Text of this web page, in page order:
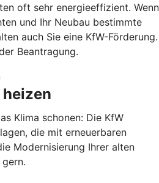
oft sehr energieeffizient. Wenn
und Ihr Neubau bestimmte
auch Sie eine KfW-Förderung.
Beantragung.
Klima schonen: Die KfW
die mit erneuerbaren
Modernisierung Ihrer alten